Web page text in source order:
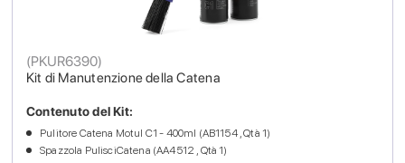
Kit di Manutenzione della Catena
(PKUR6390)
Contenuto del Kit:
Pulitore Catena Motul C1 - 400ml (AB1154 , Qtà 1)
Spazzola PulisciCatena (AA4512 , Qtà 1)